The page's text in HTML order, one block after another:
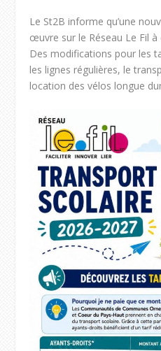
Le St2B informe qu’une
œuvre sur le Réseau Le Fil
Des modifications pour les
les lignes régulières, le
location des vélos longue